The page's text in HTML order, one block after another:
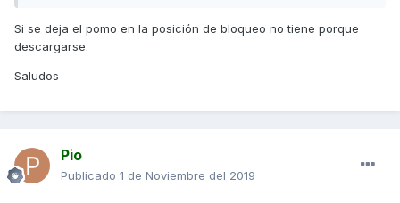
Si se deja el pomo en la posición de bloqueo no tiene porque
descargarse.
Saludos
Pio
Publicado 1 de Noviembre del 2019